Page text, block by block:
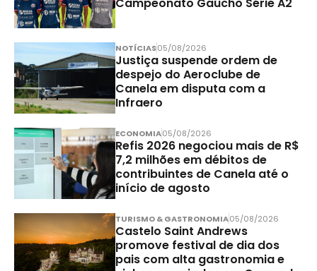
Campeonato Gaúcho Série A2
NOTÍCIAS05/08/2026
Justiça suspende ordem de
despejo do Aeroclube de
Canela em disputa com a
Infraero
ECONOMIA05/08/2026
Refis 2026 negociou mais de R$
7,2 milhões em débitos de
contribuintes de Canela até o
início de agosto
TURISMO & GASTRONOMIA05/08/2026
Castelo Saint Andrews
promove festival de dia dos
pais com alta gastronomia e